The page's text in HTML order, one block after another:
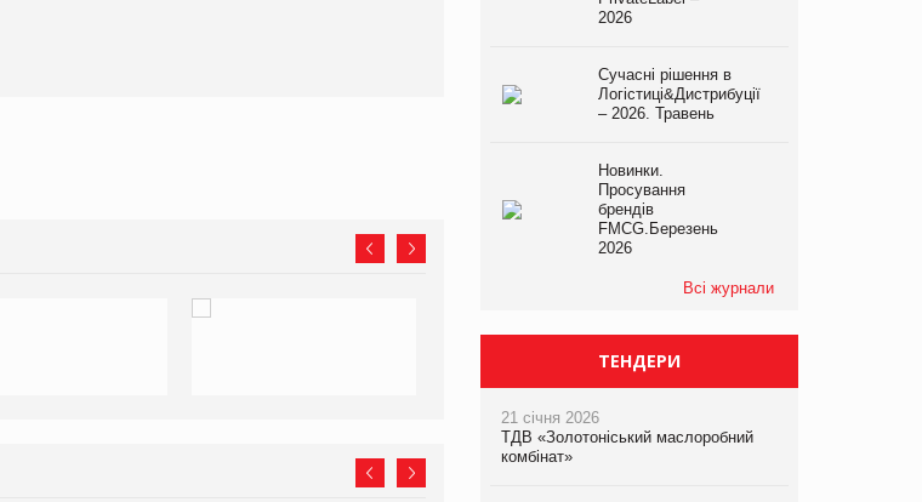
2026
Сучасні рішення в
Логістиці&Дистрибуції
– 2026. Травень
Новинки.
Просування
брендів
FMCG.Березень
2026
Всі журнали
ТЕНДЕРИ
21 січня 2026
ТДВ «Золотоніський маслоробний
комбінат»